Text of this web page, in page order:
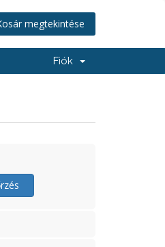
megtekintése
Fiók